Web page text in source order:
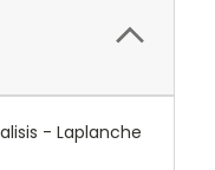
- Laplanche